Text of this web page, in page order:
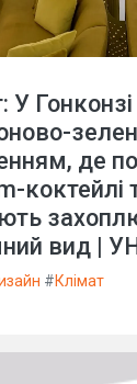
У
де
коктейлі
вид |
#Клімат